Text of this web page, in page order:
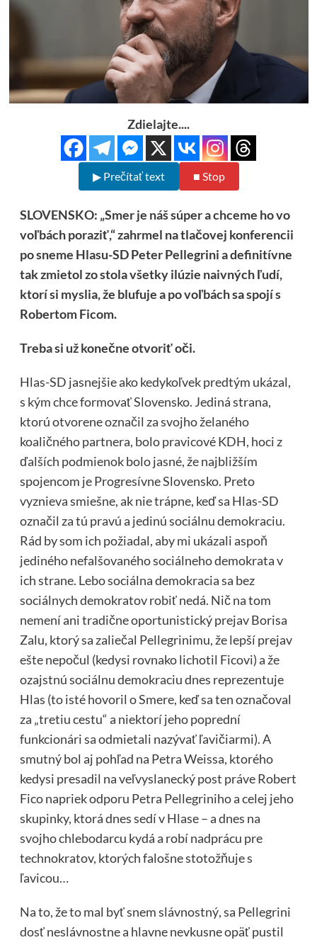
Zdielajte....
▶ Prečítať text ■ Stop
SLOVENSKO: „Smer je náš súper a chceme ho vo
voľbách poraziť,“ zahrmel na tlačovej konferencii
po sneme Hlasu-SD Peter Pellegrini a definitívne
tak zmietol zo stola všetky ilúzie naivných ľudí,
ktorí si myslia, že blufuje a po voľbách sa spojí s
Robertom Ficom.
Treba si už konečne otvoriť oči.
Hlas-SD jasnejšie ako kedykoľvek predtým ukázal,
s kým chce formovať Slovensko. Jediná strana,
ktorú otvorene označil za svojho želaného
koaličného partnera, bolo pravicové KDH, hoci z
ďalších podmienok bolo jasné, že najbližším
spojencom je Progresívne Slovensko. Preto
vyznieva smiešne, ak nie trápne, keď sa Hlas-SD
označil za tú pravú a jedinú sociálnu demokraciu.
Rád by som ich požiadal, aby mi ukázali aspoň
jediného nefalšovaného sociálneho demokrata v
ich strane. Lebo sociálna demokracia sa bez
sociálnych demokratov robiť nedá. Nič na tom
nemení ani tradične oportunistický prejav Borisa
Zalu, ktorý sa zaliečal Pellegrinimu, že lepší prejav
ešte nepočul (kedysi rovnako lichotil Ficovi) a že
ozajstnú sociálnu demokraciu dnes reprezentuje
Hlas (to isté hovoril o Smere, keď sa ten označoval
za „tretiu cestu“ a niektorí jeho poprední
funkcionári sa odmietali nazývať ľavičiarmi). A
smutný bol aj pohľad na Petra Weissa, ktorého
kedysi presadil na veľvyslanecký post práve Robert
Fico napriek odporu Petra Pellegriniho a celej jeho
skupinky, ktorá dnes sedí v Hlase – a dnes na
svojho chlebodarcu kydá a robí nadprácu pre
technokratov, ktorých falošne stotožňuje s
ľavicou…
Na to, že to mal byť snem slávnostný, sa Pellegrini
dosť neslávnostne a hlavne nevkusne opäť pustil